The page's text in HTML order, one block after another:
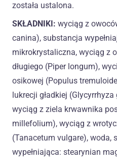
została ustalona.
SKŁADNIKI: wyciąg z
canina), substancja
mikrokrystaliczna, wyciąg z
długiego (Piper longum),
osikowej (Populus
lukrecji gładkiej
wyciąg z ziela krwawnika
millefolium), wyciąg z
(Tanacetum vulgare), woda,
wypełniająca: stearynian